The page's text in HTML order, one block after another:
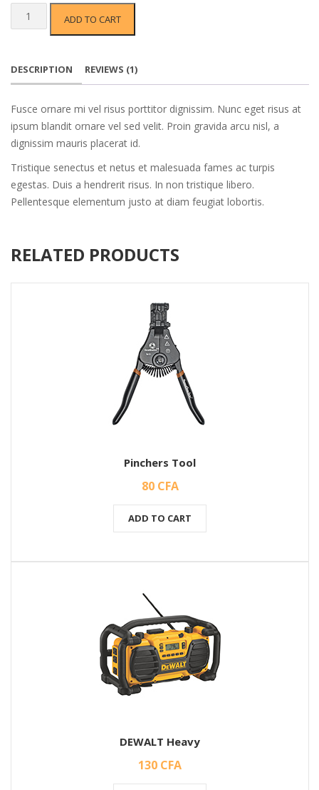
Power
ADD TO CART
DESCRIPTION REVIEWS (1)
Fusce ornare mi vel risus porttitor dignissim. Nunc eget risus at
ipsum blandit ornare vel sed velit. Proin gravida arcu nisl, a
dignissim mauris placerat id.
Tristique senectus et netus et malesuada fames ac turpis
egestas. Duis a hendrerit risus. In non tristique libero.
Pellentesque elementum justo at diam feugiat lobortis.
RELATED PRODUCTS
Pinchers Tool
80 CFA
ADD TO CART
DEWALT Heavy
130 CFA